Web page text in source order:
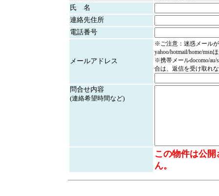
氏 名
連絡先住所
電話番号
メールアドレス
※ご注意：迷惑メール
yahoo/hotmail/home/msn
※携帯メールdocomo/au/
合は、返信を受け取れ
問合せ内容
(連絡希望時間など)
この物件は公
ん。